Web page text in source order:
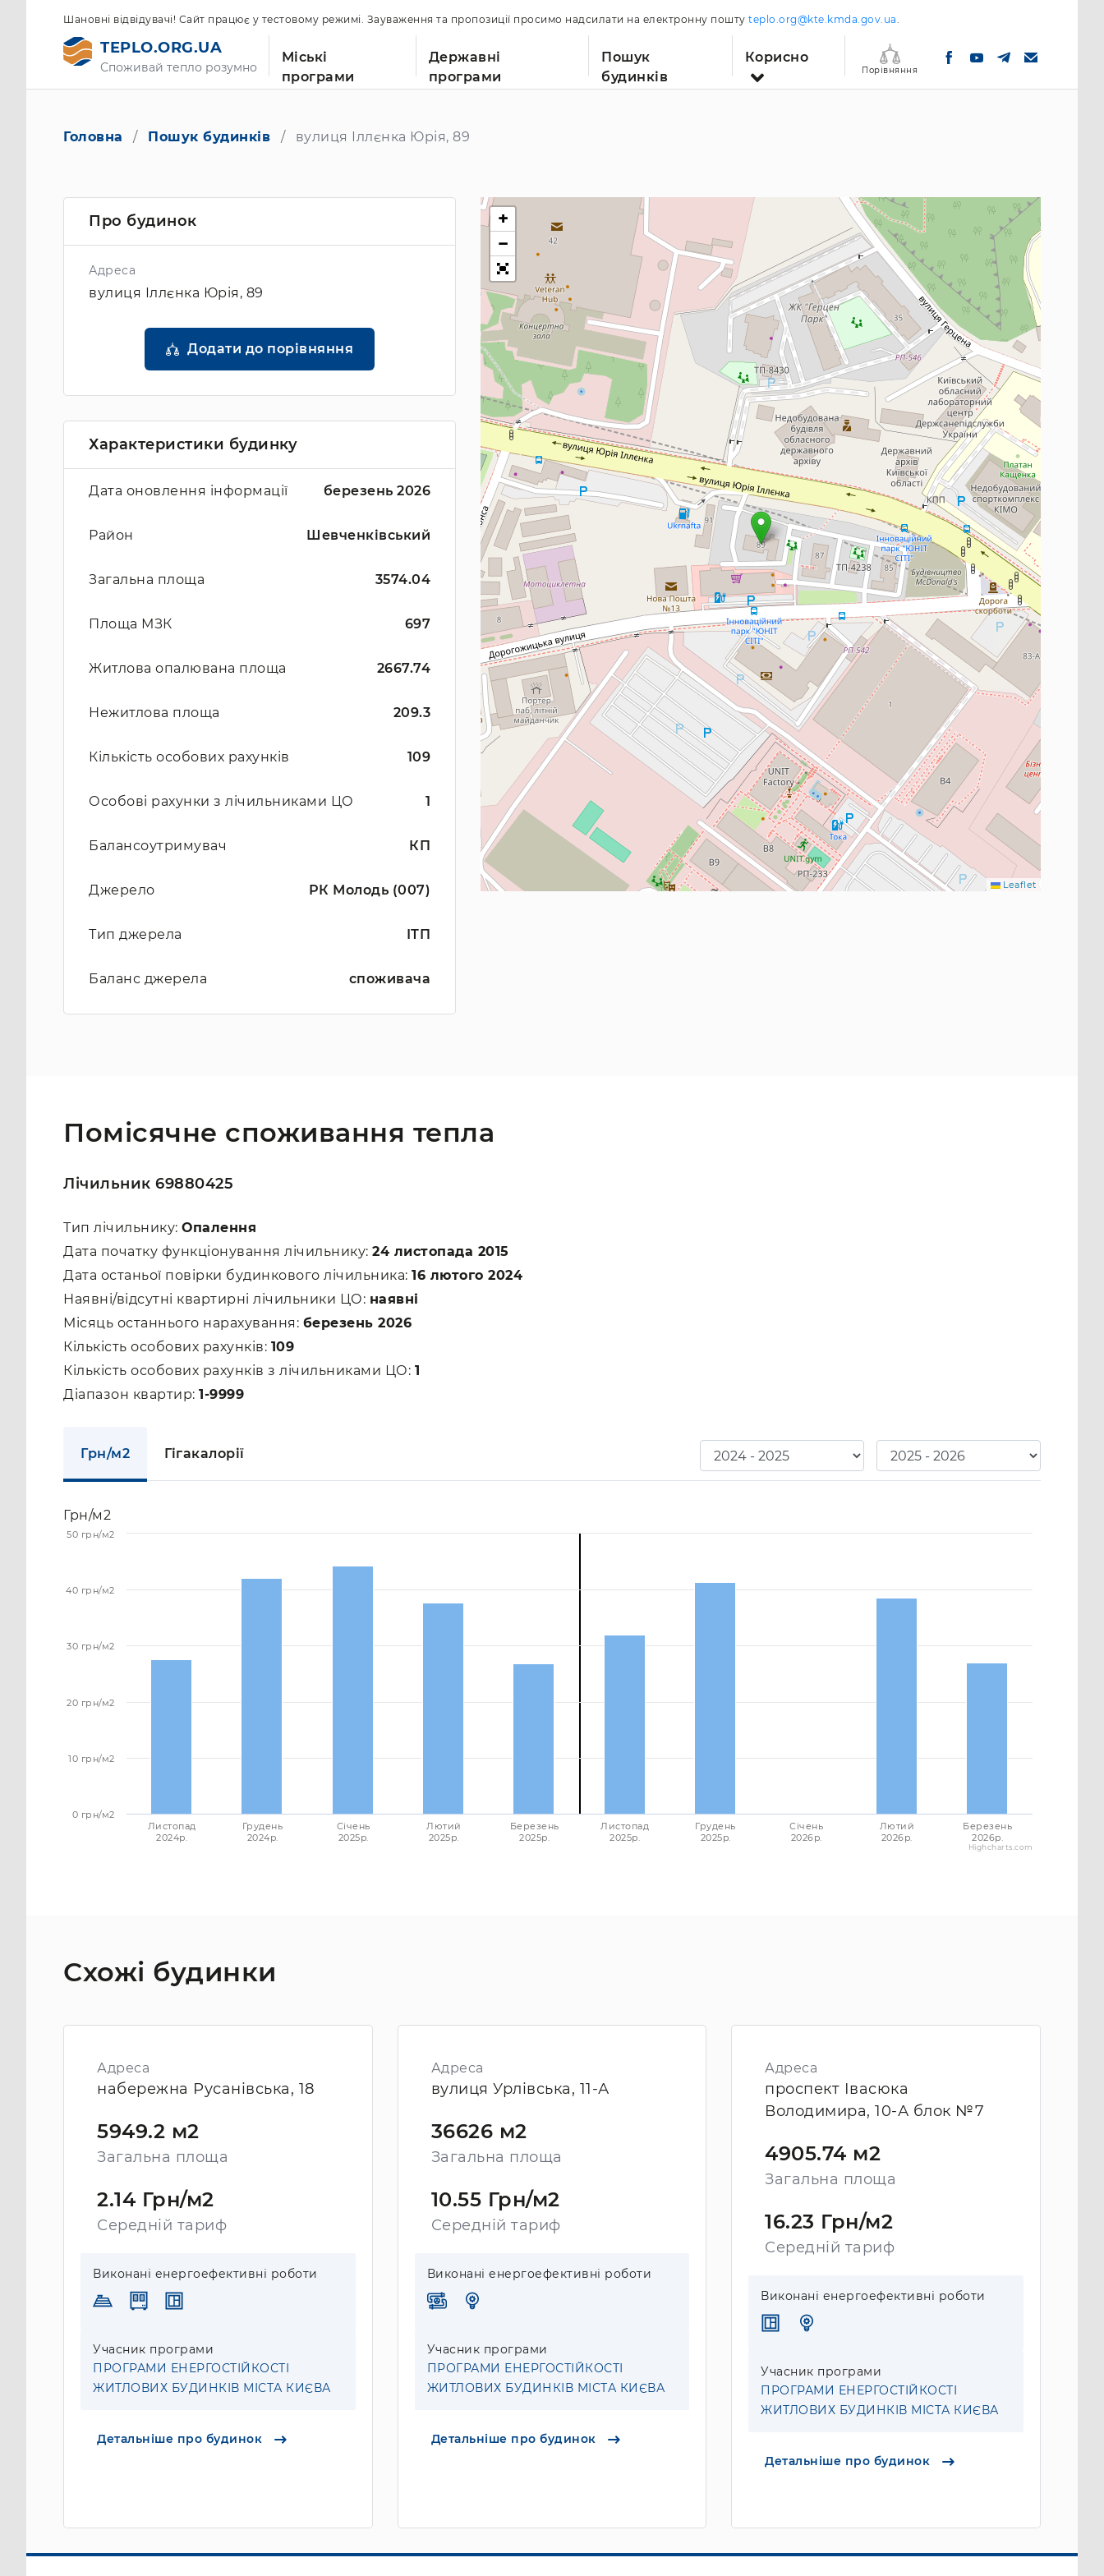
Шановні відвідувачі! Сайт працює у тестовому режимі. Зауваження та пропозиції просимо надсилати на електронну пошту teplo.org@kte.kmda.gov.ua.
TEPLO.ORG.UA
Споживай тепло розумно
Міські
програми
Державні
програми
Пошук
будинків
Корисно
Порівняння
Головна Пошук будинків вулиця Іллєнка Юрія, 89
Про будинок
Адреса
вулиця Іллєнка Юрія, 89
Додати до порівняння
Характеристики будинку
Дата оновлення інформації березень 2026
Район Шевченківський
Загальна площа 3574.04
Площа МЗК 697
Житлова опалювана площа 2667.74
Нежитлова площа 209.3
Кількість особових рахунків 109
Особові рахунки з лічильниками ЦО 1
Балансоутримувач КП
Джерело РК Молодь (007)
Тип джерела ІТП
Баланс джерела споживача
+
−
Leaflet
Помісячне споживання тепла
Лічильник 69880425
Тип лічильнику: Опалення
Дата початку функціонування лічильнику: 24 листопада 2015
Дата останьої повірки будинкового лічильника: 16 лютого 2024
Наявні/відсутні квартирні лічильники ЦО: наявні
Місяць останнього нарахування: березень 2026
Кількість особових рахунків: 109
Кількість особових рахунків з лічильниками ЦО: 1
Діапазон квартир: 1-9999
Грн/м2 Гігакалорії
Грн/м2
Листопад
2024p.
Грудень
2024p.
Січень
2025p.
Лютий
2025p.
Березень
2025p.
Листопад
2025p.
Грудень
2025p.
Січень
2026p.
Лютий
2026p.
Березень
2026p.
0 грн/м2
10 грн/м2
20 грн/м2
30 грн/м2
40 грн/м2
50 грн/м2
Highcharts.com
Схожі будинки
Адреса
набережна Русанівська, 18
5949.2 м2
Загальна площа
2.14 Грн/м2
Середній тариф
Виконані енергоефективні роботи
Учасник програми
ПРОГРАМИ ЕНЕРГОСТІЙКОСТІ
ЖИТЛОВИХ БУДИНКІВ МІСТА КИЄВА
Детальніше про будинок
Адреса
вулиця Урлівська, 11-А
36626 м2
Загальна площа
10.55 Грн/м2
Середній тариф
Виконані енергоефективні роботи
Учасник програми
ПРОГРАМИ ЕНЕРГОСТІЙКОСТІ
ЖИТЛОВИХ БУДИНКІВ МІСТА КИЄВА
Детальніше про будинок
Адреса
проспект Івасюка
Володимира, 10-А блок №7
4905.74 м2
Загальна площа
16.23 Грн/м2
Середній тариф
Виконані енергоефективні роботи
Учасник програми
ПРОГРАМИ ЕНЕРГОСТІЙКОСТІ
ЖИТЛОВИХ БУДИНКІВ МІСТА КИЄВА
Детальніше про будинок